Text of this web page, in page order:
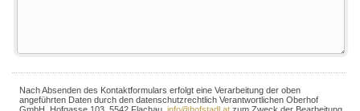
Nach Absenden des Kontaktformulars erfolgt eine Verarbeitung der oben
angeführten Daten durch den datenschutzrechtlich Verantwortlichen Oberhof